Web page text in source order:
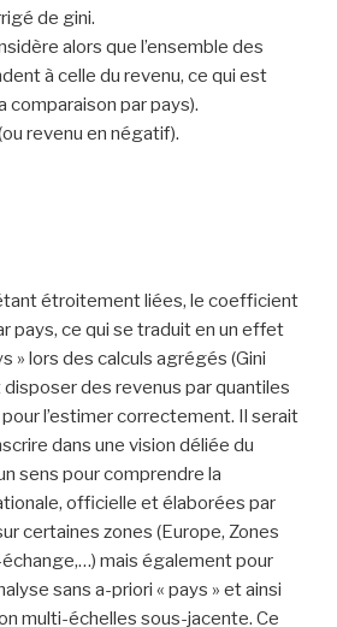
de gini.
alors que l’ensemble des
à celle du revenu, ce qui est
comparaison par pays).
revenu en négatif).
étroitement liées, le coefficient
pays, ce qui se traduit en un effet
» lors des calculs agrégés (Gini
des revenus par quantiles
l’estimer correctement. Il serait
dans une vision déliée du
sens pour comprendre la
officielle et élaborées par
certaines zones (Europe, Zones
mais également pour
sans a-priori « pays » et ainsi
multi-échelles sous-jacente. Ce